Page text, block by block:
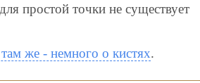
простой точки не существует
же - немного о кистях.